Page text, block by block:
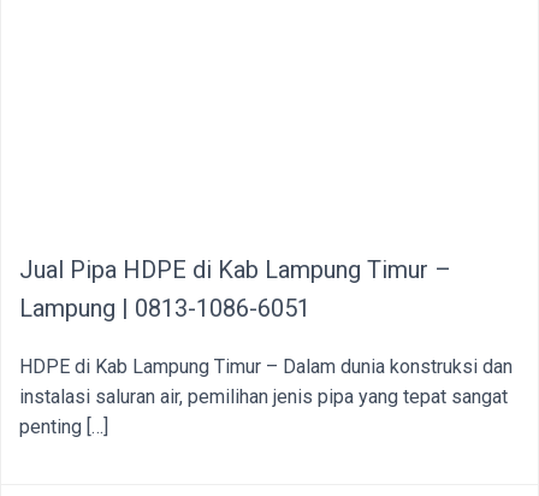
Jual Pipa HDPE di Kab Lampung Timur –
Lampung | 0813-1086-6051
HDPE di Kab Lampung Timur – Dalam dunia konstruksi dan
instalasi saluran air, pemilihan jenis pipa yang tepat sangat
penting […]